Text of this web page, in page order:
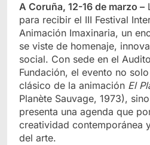
A Coruña, 12-16 de marzo –
para recibir el III Festival
Animación Imaxinaria, un
se viste de homenaje,
social. Con sede en el
Fundación, el evento no
clásico de la animación El
Planète Sauvage, 1973),
presenta una agenda que
creatividad contemporánea
del arte.